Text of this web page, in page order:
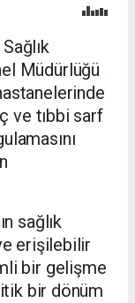
Müdürlüğü
ve tıbbi sarf
sağlık
erişilebilir
bir gelişme
bir dönüm